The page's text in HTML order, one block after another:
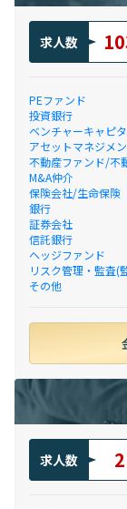
求人数
PEファンド
投資銀行
ベンチャーキャピ
アセットマネジメ
不動産ファンド/不
M&A仲介
保険会社/生命保険
銀行
証券会社
信託銀行
ヘッジファンド
リスク管理・監査(
その他
求人数